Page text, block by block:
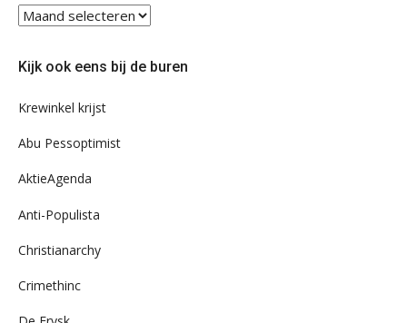
Blader
eens
ons
Kijk ook eens bij de buren
Krewinkel krijst
Abu Pessoptimist
AktieAgenda
Anti-Populista
Christianarchy
Crimethinc